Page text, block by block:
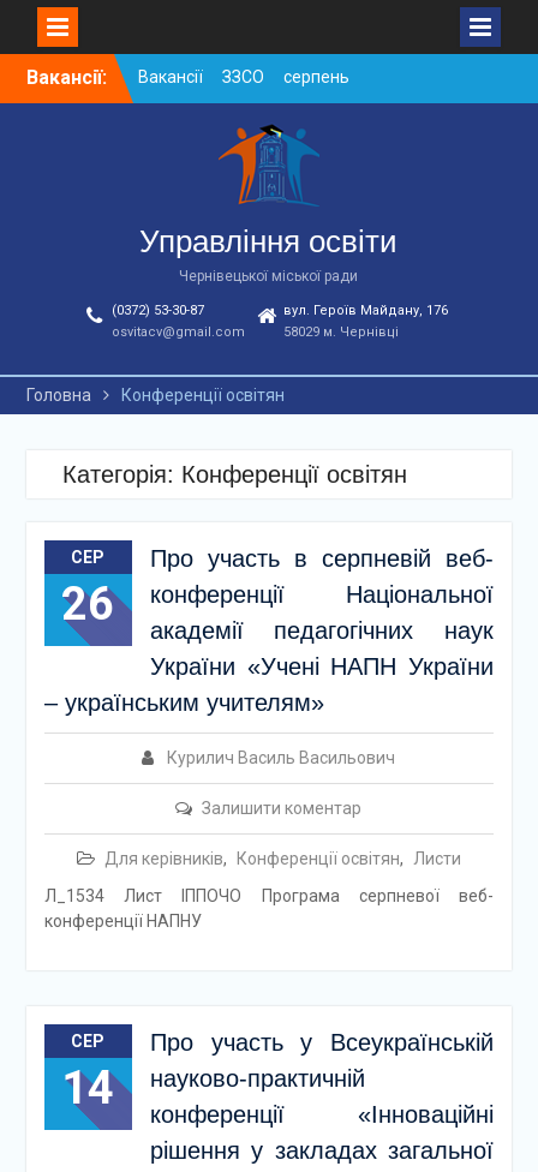
SkipВакансії:
Вакансії ЗЗСО серпень
2026
Вакансії ЗЗСО червень
Вакансії у ЗДО та
дошкільних підрозділах
ЗЗСО станом на
01.08.2026 р.
Управління освіти
Чернівецької міської ради
(0372) 53-30-87
osvitacv@gmail.com
вул. Героїв Майдану, 176
58029 м. Чернівці
Головна Конференції освітян
Категорія: Конференції освітян
СЕР
26
Про участь в серпневій веб-
конференції Національної
академії педагогічних наук
України «Учені НАПН України
– українським учителям»
Курилич Василь Васильович
Залишити коментар
Для керівників, Конференції освітян,
Листи
Л_1534 Лист ІППОЧО Програма серпневої веб-
конференції НАПНУ
СЕР
14
Про участь у Всеукраїнській
науково-практичній
конференції «Інноваційні
рішення у закладах загальної